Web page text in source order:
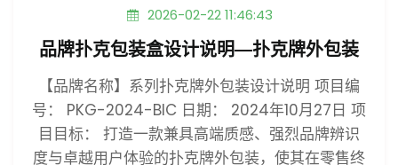
2026-02-22 11:46:43
品牌扑克包装盒设计说明—扑克牌外包装
【品牌名称】系列扑克牌外包装设计说明 项目编
号： PKG-2024-BIC 日期： 2024年10月27日 项
目目标： 打造一款兼具高端质感、强烈品牌辨识
度与卓越用户体验的扑克牌外包装，使其在零售终